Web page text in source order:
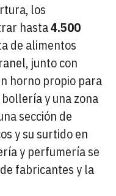
los
hasta4.500
de alimentos
junto con
horno propio para
y una zona
sección de
y su surtido en
y perfumería se
fabricantes y la